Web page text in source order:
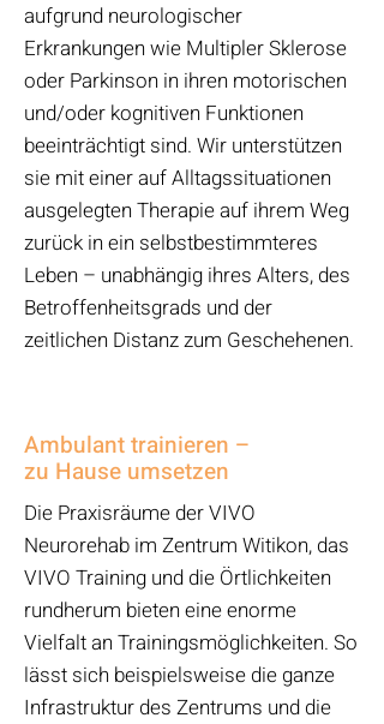
aufgrund neurologischer
Erkrankungen wie Multipler Sklerose
oder Parkinson in ihren motorischen
und/oder kognitiven Funktionen
beeinträchtigt sind. Wir unterstützen
sie mit einer auf Alltagssituationen
ausgelegten Therapie auf ihrem Weg
zurück in ein selbstbestimmteres
Leben – unabhängig ihres Alters, des
Betroffenheitsgrads und der
zeitlichen Distanz zum Geschehenen.
Ambulant trainieren –
zu Hause umsetzen
Die Praxisräume der VIVO
Neurorehab im Zentrum Witikon, das
VIVO Training und die Örtlichkeiten
rundherum bieten eine enorme
Vielfalt an Trainingsmöglichkeiten. So
lässt sich beispielsweise die ganze
Infrastruktur des Zentrums und die